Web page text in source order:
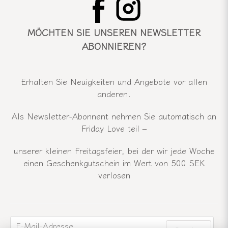
MÖCHTEN SIE UNSEREN NEWSLETTER
ABONNIEREN?
Erhalten Sie Neuigkeiten und Angebote vor allen
anderen.
Als Newsletter-Abonnent nehmen Sie automatisch an
Friday Love teil –
unserer kleinen Freitagsfeier, bei der wir jede Woche
einen Geschenkgutschein im Wert von 500 SEK
verlosen
email
E-Mail-Adresse
Senden